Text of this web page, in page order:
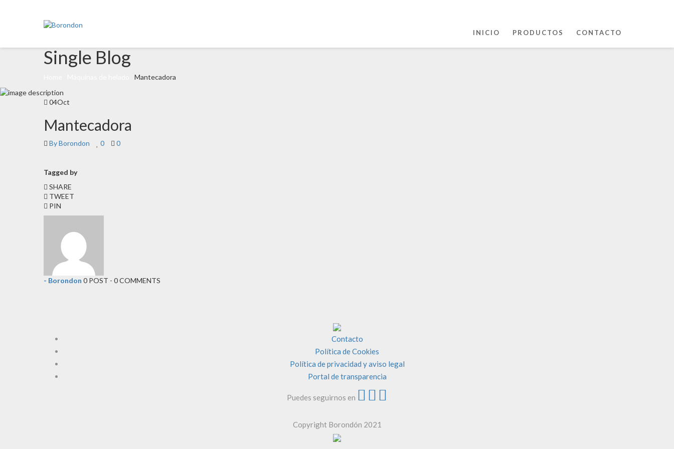
INICIO PRODUCTOS CONTACTO
Single Blog
Mantecadora
04Oct
Mantecadora
By Borondon 0 0
Tagged by
SHARE
TWEET
PIN
- Borondon 0 POST - 0 COMMENTS
Contacto
Política de Cookies
Política de privacidad y aviso legal
Portal de transparencia
Puedes seguirnos en
Copyright Borondón 2021